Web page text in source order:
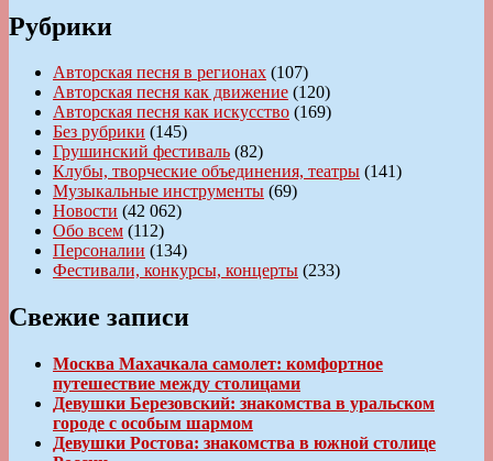
Рубрики
Авторская песня в регионах (107)
Авторская песня как движение (120)
Авторская песня как искусство (169)
Без рубрики (145)
Грушинский фестиваль (82)
Клубы, творческие объединения, театры (141)
Музыкальные инструменты (69)
Новости (42 062)
Обо всем (112)
Персоналии (134)
Фестивали, конкурсы, концерты (233)
Свежие записи
Москва Махачкала самолет: комфортное
путешествие между столицами
Девушки Березовский: знакомства в уральском
городе с особым шармом
Девушки Ростова: знакомства в южной столице